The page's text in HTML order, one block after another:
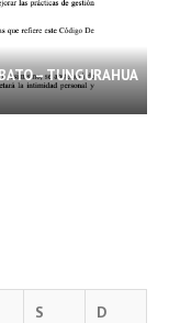
– TUNGURAHUA
S D